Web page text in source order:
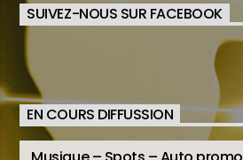
SUIVEZ-NOUS SUR FACEBOOK
EN COURS DIFFUSSION